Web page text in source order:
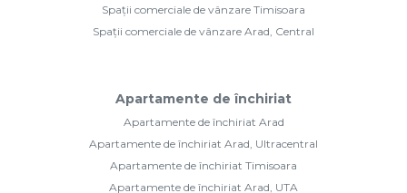
Spații comerciale de vânzare Timisoara
Spații comerciale de vânzare Arad, Central
Apartamente de închiriat
Apartamente de închiriat Arad
Apartamente de închiriat Arad, Ultracentral
Apartamente de închiriat Timisoara
Apartamente de închiriat Arad, UTA